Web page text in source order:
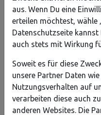
aus. Wenn Du eine
erteilen möchtest, wähle
Datenschutzseite
auch stets mit Wirkung
Soweit es für diese
unsere Partner Daten
Nutzungsverhalten auf
verarbeiten diese auch
anderen Websites. Die
diesen Karneval
Ein dreifaches
Erzähle es